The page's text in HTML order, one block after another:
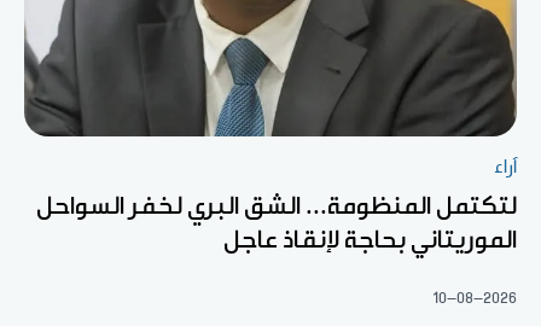
آراء
لتكتمل المنظومة... الشق البري لخفر السواحل
الموريتاني بحاجة لإنقاذ عاجل
10-08-2026